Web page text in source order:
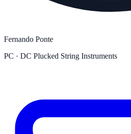
Fernando Ponte
PC · DC Plucked String Instruments